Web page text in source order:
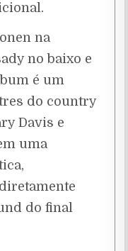
na
no baixo e
é um
do country
Davis e
uma
do final